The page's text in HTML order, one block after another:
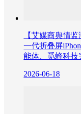
【艾媒商舆情
一代折叠屏
能体、觅蜂科技
2026-06-18